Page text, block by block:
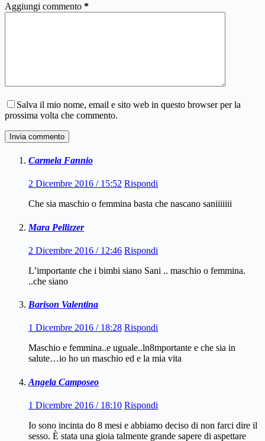
Aggiungi commento *
Salva il mio nome, email e sito web in questo browser per la
prossima volta che commento.
Invia commento
Carmela Fannio
2 Dicembre 2016 / 15:52 Rispondi
Che sia maschio o femmina basta che nascano saniiiiiii
Mara Pellizzer
2 Dicembre 2016 / 12:46 Rispondi
L’importante che i bimbi siano Sani .. maschio o femmina.
..che siano
Barison Valentina
1 Dicembre 2016 / 18:28 Rispondi
Maschio e femmina..e uguale..ln8mportante e che sia in
salute…io ho un maschio ed e la mia vita
Angela Camposeo
1 Dicembre 2016 / 18:10 Rispondi
Io sono incinta do 8 mesi e abbiamo deciso di non farci dire il
sesso. È stata una gioia talmente grande sapere di aspettare